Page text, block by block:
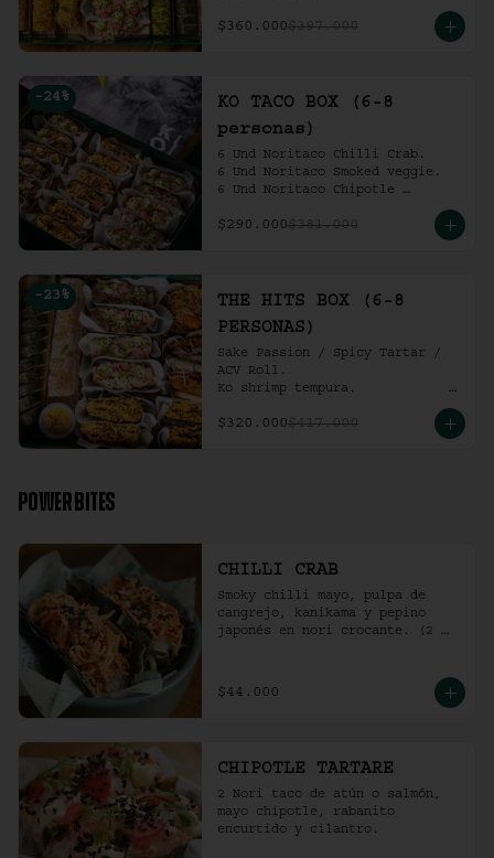
Dragon.
2 Und Noritaco Chilli Crab.
(6-8 personas).
$360.000$397.000
-24 %
KO TACO BOX (6-8
personas)
6 Und Noritaco Chilli Crab.
6 Und Noritaco Smoked veggie.
6 Und Noritaco Chipotle
$290.000$381.000
-23 %
THE HITS BOX (6-8
PERSONAS)
Sake Passion / Spicy Tartar /
ACV Roll.
Ko shrimp tempura.
Tartare.
4 Und Noritaco Chilli Crab.
$320.000$417.000
POWER BITES
CHILLI CRAB
Smoky chilli mayo, pulpa de
cangrejo, kanikama y pepino
japonés en nori crocante. (2
$44.000
CHIPOTLE TARTARE
2 Nori taco de atún o salmón,
mayo chipotle, rabanito
encurtido y cilantro.